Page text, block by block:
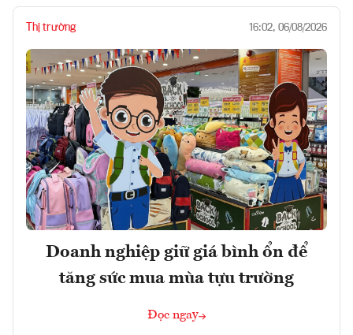
Thị trường 16:02, 06/08/2026
Doanh nghiệp giữ giá bình ổn để
tăng sức mua mùa tựu trường
Đọc ngay